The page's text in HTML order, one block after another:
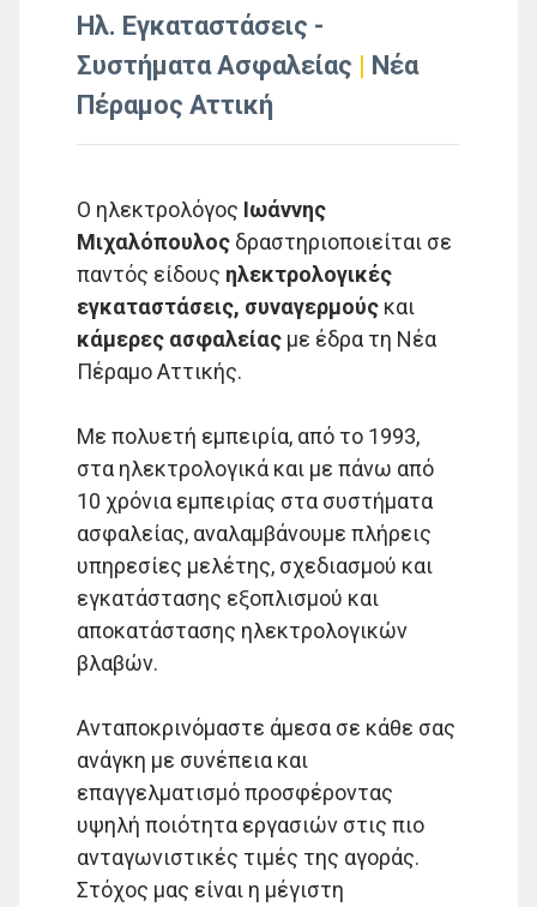
Ηλ. Εγκαταστάσεις -
Συστήματα Ασφαλείας | Νέα
Πέραμος Αττική
Ο ηλεκτρολόγος Ιωάννης
Μιχαλόπουλος δραστηριοποιείται σε
παντός είδους ηλεκτρολογικές
εγκαταστάσεις, συναγερμούς και
κάμερες ασφαλείας με έδρα τη Νέα
Πέραμο Αττικής.
Με πολυετή εμπειρία, από το 1993,
στα ηλεκτρολογικά και με πάνω από
10 χρόνια εμπειρίας στα συστήματα
ασφαλείας, αναλαμβάνουμε πλήρεις
υπηρεσίες μελέτης, σχεδιασμού και
εγκατάστασης εξοπλισμού και
αποκατάστασης ηλεκτρολογικών
βλαβών.
Ανταποκρινόμαστε άμεσα σε κάθε σας
ανάγκη με συνέπεια και
επαγγελματισμό προσφέροντας
υψηλή ποιότητα εργασιών στις πιο
ανταγωνιστικές τιμές της αγοράς.
Στόχος μας είναι η μέγιστη